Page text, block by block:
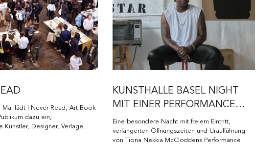
Mal lädt I Never Read, Art Book
dazu ein,
Künstler, Designer, Verlage
KUNSTHALLE BASEL NIGHT
MIT EINER PERFORMANCE
VON TIONA NEKKIA
McCLODDEN
Eine besondere Nacht mit freiem Eintritt,
verlängerten Öffnungszeiten und Uraufführung
von Tiona Nekkia McCloddens Performance